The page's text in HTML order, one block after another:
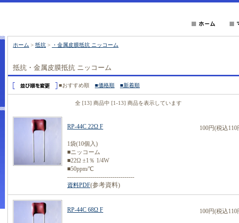
ホーム > 抵抗 > ・金属皮膜抵抗 ニッコーム
抵抗・金属皮膜抵抗 ニッコーム
■おすすめ順 ■価格順 ■新着順
全 [13] 商品中 [1-13] 商品を表示しています
RP-44C 22Ω F 100円(税込110
1袋(10個入)
■ニッコーム
■22Ω ±1％ 1/4W
■50ppm/℃
----------------------------------
資料PDF(参考資料)
RP-44C 68Ω F 100円(税込110